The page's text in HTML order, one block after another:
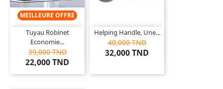
MEILLEURE OFFRE
Tuyau Robinet
Economie...
39,000 TND
22,000 TND
Helping Handle, Une...
40,000 TND
32,000 TND